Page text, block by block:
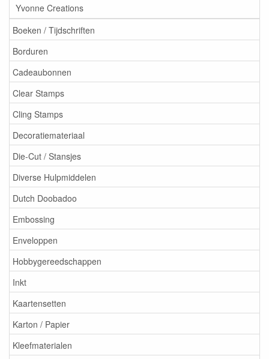
Yvonne Creations
Boeken / Tijdschriften
Borduren
Cadeaubonnen
Clear Stamps
Cling Stamps
Decoratiemateriaal
Die-Cut / Stansjes
Diverse Hulpmiddelen
Dutch Doobadoo
Embossing
Enveloppen
Hobbygereedschappen
Inkt
Kaartensetten
Karton / Papier
Kleefmaterialen